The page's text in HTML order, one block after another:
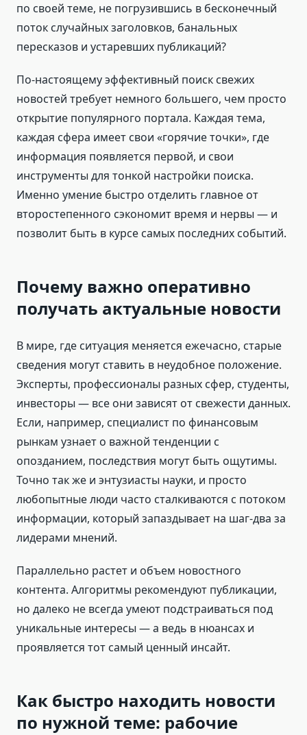
по своей теме, не погрузившись в бесконечный
поток случайных заголовков, банальных
пересказов и устаревших публикаций?
По-настоящему эффективный поиск свежих
новостей требует немного большего, чем просто
открытие популярного портала. Каждая тема,
каждая сфера имеет свои «горячие точки», где
информация появляется первой, и свои
инструменты для тонкой настройки поиска.
Именно умение быстро отделить главное от
второстепенного сэкономит время и нервы — и
позволит быть в курсе самых последних событий.
Почему важно оперативно
получать актуальные новости
В мире, где ситуация меняется ежечасно, старые
сведения могут ставить в неудобное положение.
Эксперты, профессионалы разных сфер, студенты,
инвесторы — все они зависят от свежести данных.
Если, например, специалист по финансовым
рынкам узнает о важной тенденции с
опозданием, последствия могут быть ощутимы.
Точно так же и энтузиасты науки, и просто
любопытные люди часто сталкиваются с потоком
информации, который запаздывает на шаг-два за
лидерами мнений.
Параллельно растет и объем новостного
контента. Алгоритмы рекомендуют публикации,
но далеко не всегда умеют подстраиваться под
уникальные интересы — а ведь в нюансах и
проявляется тот самый ценный инсайт.
Как быстро находить новости
по нужной теме: рабочие